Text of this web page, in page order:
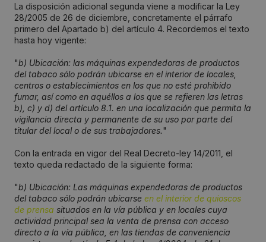
La disposición adicional segunda viene a modificar la Ley
28/2005 de 26 de diciembre, concretamente el párrafo
primero del Apartado b) del artículo 4. Recordemos el texto
hasta hoy vigente:
"b) Ubicación: las máquinas expendedoras de productos
del tabaco sólo podrán ubicarse en el interior de locales,
centros o establecimientos en los que no esté prohibido
fumar, así como en aquéllos a los que se refieren las letras
b), c) y d) del artículo 8.1. en una localización que permita la
vigilancia directa y permanente de su uso por parte del
titular del local o de sus trabajadores."
Con la entrada en vigor del Real Decreto-ley 14/2011, el
texto queda redactado de la siguiente forma:
"b) Ubicación: Las máquinas expendedoras de productos
del tabaco sólo podrán ubicarse en el interior de quioscos
de prensa situados en la vía pública y en locales cuya
actividad principal sea la venta de prensa con acceso
directo a la vía pública, en las tiendas de conveniencia